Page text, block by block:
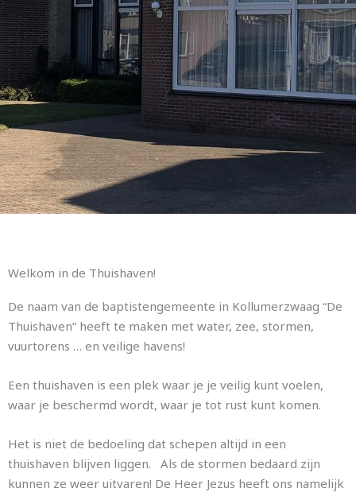
Welkom in de Thuishaven!
De naam van de baptistengemeente in Kollumerzwaag “De
Thuishaven” heeft te maken met water, zee, stormen,
vuurtorens … en veilige havens!
Een thuishaven is een plek waar je je veilig kunt voelen,
waar je beschermd wordt, waar je tot rust kunt komen.
Het is niet de bedoeling dat schepen altijd in een
thuishaven blijven liggen. Als de stormen bedaard zijn
kunnen ze weer uitvaren! De Heer Jezus heeft ons namelijk